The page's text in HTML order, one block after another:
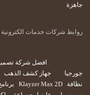
جاهزة
روابط شركات خدمات
افضل شركة
جورجيا
جهاز كشف الذهب
نظافة
Klayzer Max 2D